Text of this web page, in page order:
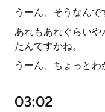
うーん、そうなんで
あれもあれぐらい
たんですかね。
うーん、ちょっとわ
03:02